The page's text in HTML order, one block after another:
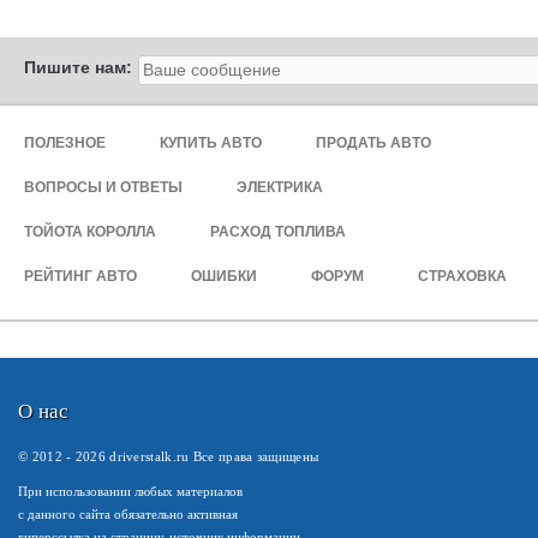
Пишите нам:
ПОЛЕЗНОЕ КУПИТЬ АВТО ПРОДАТЬ АВТО
ВОПРОСЫ И ОТВЕТЫ ЭЛЕКТРИКА
ТОЙОТА КОРОЛЛА РАСХОД ТОПЛИВА
РЕЙТИНГ АВТО ОШИБКИ ФОРУМ СТРАХОВКА
О нас
© 2012 - 2026driverstalk.ru Все права защищены
При использовании любых материалов
с данного сайта обязательно активная